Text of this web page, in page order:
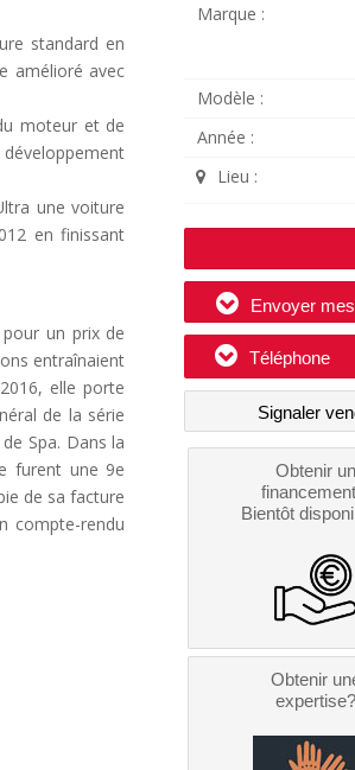
standard en
amélioré avec
moteur et de
une voiture
en finissant
un prix de
entraînaient
elle porte
de la série
Spa. Dans la
furent une 9e
de sa facture
compte-rendu
Marque :
Modèle :
Année :
Lieu :
Envoyer
Téléphone
Signaler
Obtenir un
Bientôt
Obtenir
expertise?